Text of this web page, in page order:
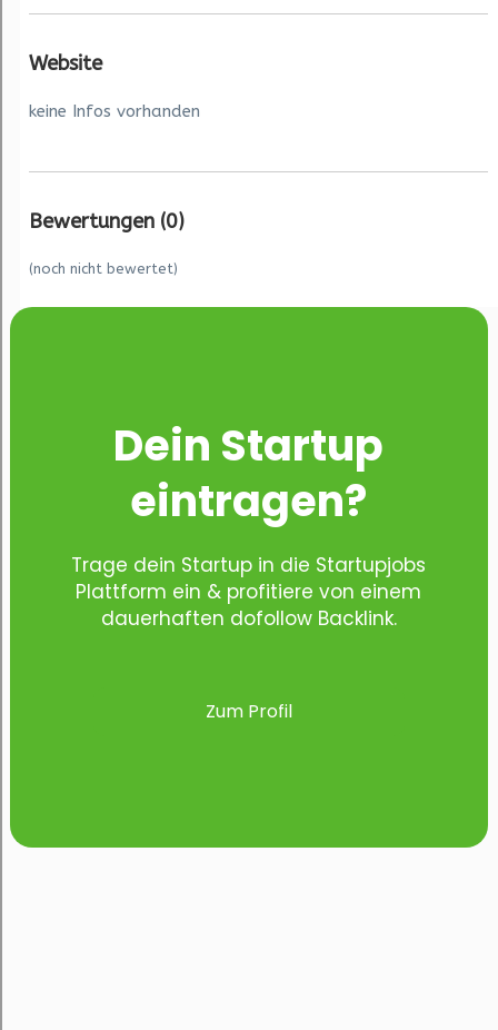
Website
keine Infos vorhanden
Bewertungen (0)
(noch nicht bewertet)
Dein Startup
eintragen?
Trage dein Startup in die Startupjobs
Plattform ein & profitiere von einem
dauerhaften dofollow Backlink.
Zum Profil